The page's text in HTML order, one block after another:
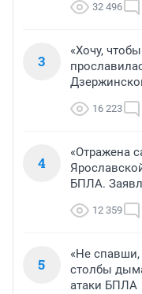
32 496
3
«Хочу,
16 223
4
«Отражена
БПЛА.
12 359
5
«Не
столбы
атаки БПЛА